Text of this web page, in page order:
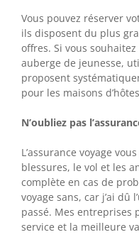
Vous pouvez réserver
ils disposent du plus
offres. Si vous
auberge de jeunesse,
proposent
pour les maisons
N’oubliez pas
L’assurance voyage
blessures, le vol et les
complète en cas de
voyage sans, car j’ai dû
passé. Mes
service et la meilleure